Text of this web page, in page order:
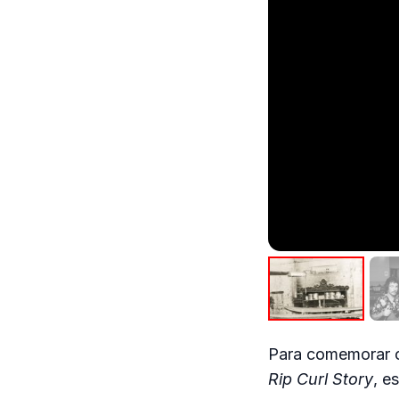
Para
Rip Curl Story,